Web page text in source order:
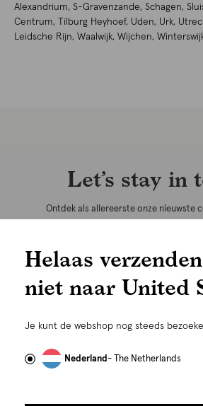
Alexandrium, S-Gravenzande, Schagen,
Centrum, Tilburg Heyhoef, Uden, Urk,
Leidsche Rijn, Waalwijk, Wijchen,
Let’s stay in
Ontdek als allereerste onze nieuwste
Helaas
niet naar United
Je kunt de webshop nog steeds
Nederland- The Netherlands